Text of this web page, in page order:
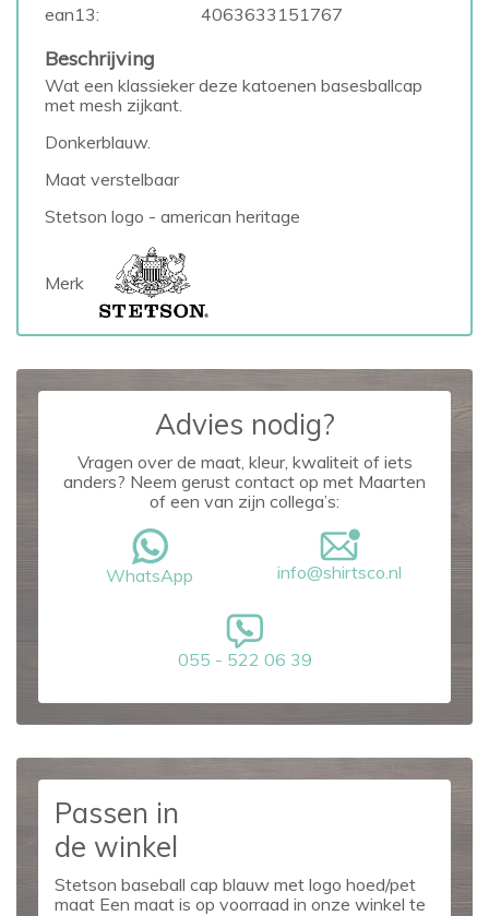
ean13:
4063633151767
Beschrijving
Wat een klassieker deze katoenen basesballcap
met mesh zijkant.
Donkerblauw.
Maat verstelbaar
Stetson logo - american heritage
Merk
Advies nodig?
Vragen over de maat, kleur, kwaliteit of iets
anders? Neem gerust contact op met Maarten
of een van zijn collega’s:
WhatsApp info@shirtsco.nl
055 - 522 06 39
Passen in
de winkel
Stetson baseball cap blauw met logo hoed/pet
maat Een maat is op voorraad in onze winkel te